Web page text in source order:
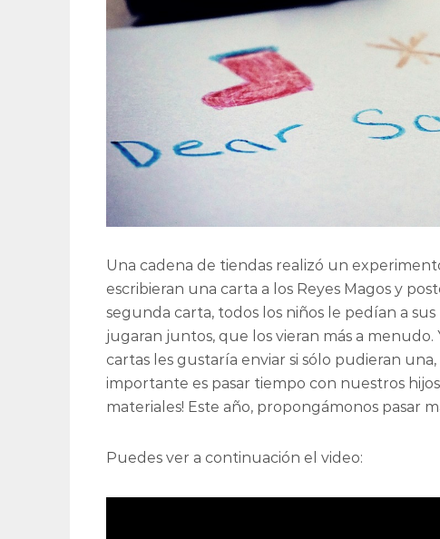
Una cadena de tiendas realizó un
escribieran una carta a los Reyes Magos y
segunda carta, todos los niños le pedían a
jugaran juntos, que los vieran más a
cartas les gustaría enviar si sólo pudieran
importante es pasar tiempo con nuestros
materiales! Este año, propongámonos pasar
Puedes ver a continuación el video: